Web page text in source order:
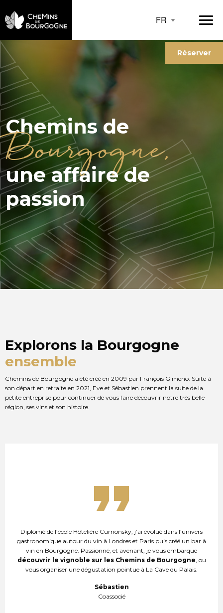
Réserver
Chemins de
Bourgogne,
une affaire de
passion
Explorons la Bourgogne
ensemble
Chemins de Bourgogne a été créé en 2009 par François Gimeno. Suite à
son départ en retraite en 2021, Eve et Sébastien prennent la suite de la
petite entreprise pour continuer de vous faire découvrir notre très belle
région, ses vins et son histoire.
Diplômé de l’école Hôtelière Curnonsky, j’ai évolué dans l’univers
gastronomique autour du vin à Londres et Paris puis créé un bar à
vin en Bourgogne. Passionné, et avenant, je vous embarque
découvrir le vignoble sur les Chemins de Bourgogne , ou
vous organiser une dégustation pointue à La Cave du Palais.
Sébastien
Coassocié